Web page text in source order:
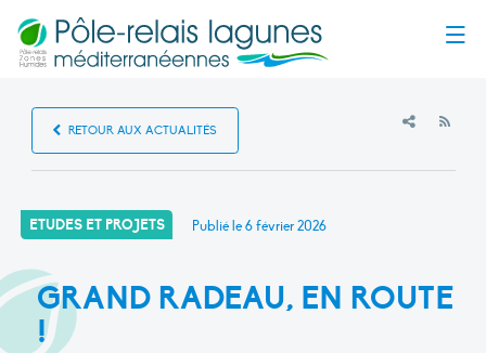
RETOUR AUX ACTUALITÉS
ETUDES ET PROJETS Publié le6 février 2026
GRAND RADEAU, EN ROUTE
!